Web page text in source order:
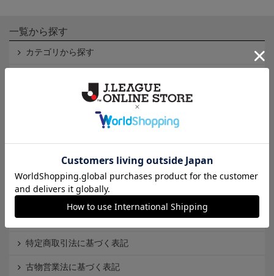
一覧から探す
カテゴリから探す
Ｊ2
利用規約
個人情報保護方針
Cookieポリシー
特定商取引法に基づく表記
古物営業法に基づく表記